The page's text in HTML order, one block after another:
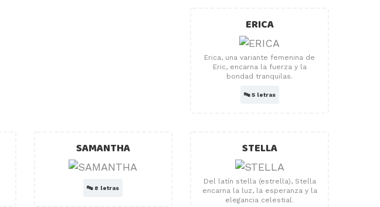
ERICA
Erica, una variante femenina de
Eric, encarna la fuerza y ​​la
bondad tranquilas.
🔤5 letras
SAMANTHA
🔤 8 letras
STELLA
Del latín stella (estrella), Stella
encarna la luz, la esperanza y la
elegancia celestial.